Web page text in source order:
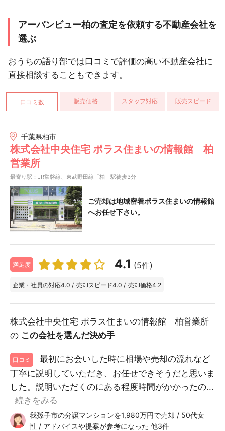
アーバンビュー柏の査定を依頼する不動産会社を
選ぶ
おうちの語り部では口コミで評価の高い不動産会社に
直接相談することもできます。
口コミ数 販売価格 スタッフ対応 販売スピード
千葉県柏市
株式会社中央住宅 ポラス住まいの情報館 柏
営業所
最寄り駅：JR常磐線、東武野田線「柏」駅徒歩3分
ご売却は地域密着ポラス住まいの情報館
へお任せ下さい。
満足度 4.1 (5件)
企業・社員の対応4.0 / 売却スピード4.0 / 売却価格4.2
株式会社中央住宅 ポラス住まいの情報館 柏営業所
の この会社を選んだ決め手
口コミ
最初にお会いした時に相場や売却の流れなど
丁寧に説明していただき、お任せできそうだと思いま
した。説明いただくのにある程度時間がかかったの...
続きをみる
我孫子市の分譲マンションを1,980万円で売却 / 50代女
性 / アドバイスや提案が参考になった 他3件